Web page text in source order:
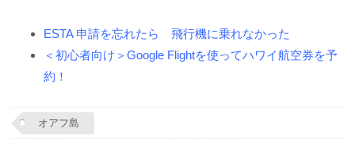
ESTA 申請を忘れたら 飛行機に乗れなかった
＜初心者向け＞Google Flightを使ってハワイ航空券を予
約！
オアフ島